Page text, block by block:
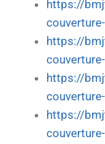
https://
https://
https://
https://